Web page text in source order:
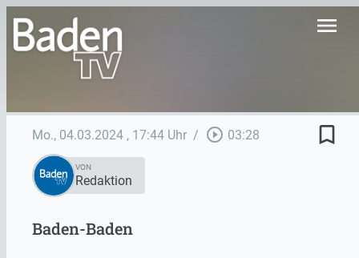
menu
Mo., 04.03.2024 , 17:44 Uhr / play_circle_outline 03:28 bookmark_border
VON
Redaktion
Baden-Baden